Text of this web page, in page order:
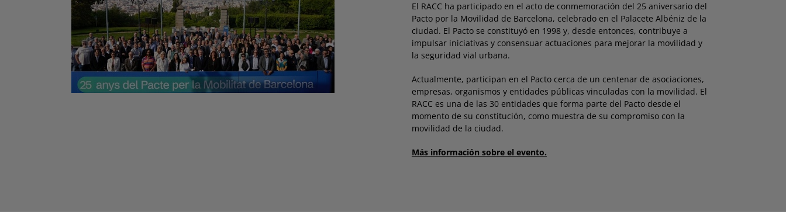
El RACC ha participado en el acto de conmemoración del 25 aniversario del
Pacto por la Movilidad de Barcelona, celebrado en el Palacete Albéniz de la
ciudad. El Pacto se constituyó en 1998 y, desde entonces, contribuye a
impulsar iniciativas y consensuar actuaciones para mejorar la movilidad y
la seguridad vial urbana.
Actualmente, participan en el Pacto cerca de un centenar de asociaciones,
empresas, organismos y entidades públicas vinculadas con la movilidad. El
RACC es una de las 30 entidades que forma parte del Pacto desde el
momento de su constitución, como muestra de su compromiso con la
movilidad de la ciudad.
Más información sobre el evento.